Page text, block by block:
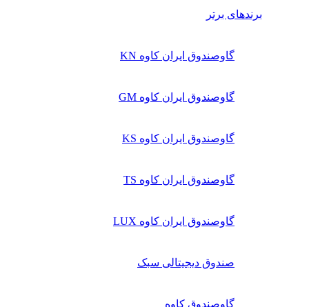
برندهای برتر
گاوصندوق ایران کاوه KN
گاوصندوق ایران کاوه GM
گاوصندوق ایران کاوه KS
گاوصندوق ایران کاوه TS
گاوصندوق ایران کاوه LUX
صندوق دیجیتالی سبک
گاوصندوق کاوه